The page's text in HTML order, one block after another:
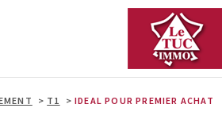
T1 IDEAL POUR PREMIER ACHAT